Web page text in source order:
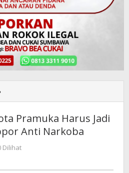
Sahril:
Pramuka
Harus
Jadi
Pramuka Harus Jadi
Anti Narkoba
Dilihat